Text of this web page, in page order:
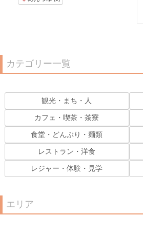
カテゴリー一覧
観光・まち・人
カフェ・喫茶・茶寮
食堂・どんぶり・麺類
レストラン・洋食
レジャー・体験・見学
エリア